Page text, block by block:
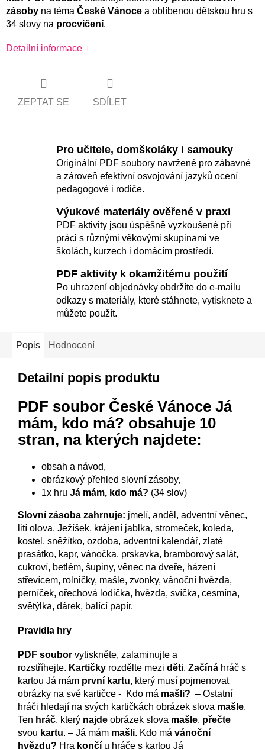
zásoby na téma České Vánoce a oblíbenou dětskou hru s
34 slovy na procvičení.
Detailní informace
ZEPTAT SE SDÍLET
Pro učitele, domškoláky i samouky
Originální PDF soubory navržené pro zábavné
a zároveň efektivní osvojování jazyků ocení
pedagogové i rodiče.
Výukové materiály ověřené v praxi
PDF aktivity jsou úspěšně vyzkoušené při
práci s různými věkovými skupinami ve
školách, kurzech i domácím prostředí.
PDF aktivity k okamžitému použití
Po uhrazení objednávky obdržíte do e-mailu
odkazy s materiály, které stáhnete, vytisknete a
můžete použít.
Popis Hodnocení
Detailní popis produktu
PDF soubor České Vánoce Já
mám, kdo má? obsahuje 10
stran, na kterých najdete:
obsah a návod,
obrázkový přehled slovní zásoby,
1x hru Já mám, kdo má? (34 slov)
Slovní zásoba zahrnuje: jmelí, anděl, adventní věnec,
lití olova, Ježíšek, krájení jablka, stromeček, koleda,
kostel, sněžítko, ozdoba, adventní kalendář, zlaté
prasátko, kapr, vánočka, prskavka, bramborový salát,
cukroví, betlém, šupiny, věnec na dveře, házení
střevícem, rolničky, mašle, zvonky, vánoční hvězda,
perníček, ořechová lodička, hvězda, svíčka, cesmína,
světýlka, dárek, balící papír.
Pravidla hry
PDF soubor vytiskněte, zalaminujte a
rozstříhejte. Kartičky rozdělte mezi děti. Začíná hráč s
kartou Já mám první kartu, který musí pojmenovat
obrázky na své kartičce - Kdo má mašli? – Ostatní
hráči hledají na svých kartičkách obrázek slova mašle.
Ten hráč, který najde obrázek slova mašle, přečte
svou kartu. – Já mám mašli. Kdo má vánoční
hvězdu? Hra končí u hráče s kartou Já